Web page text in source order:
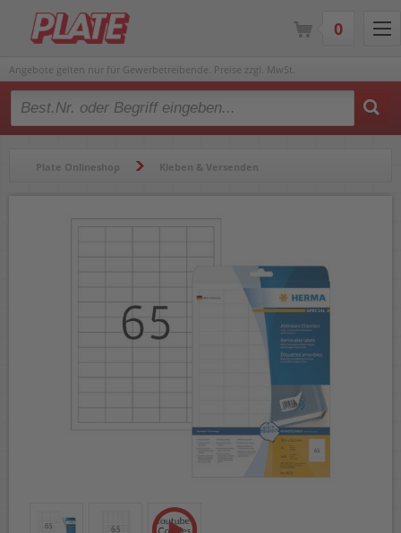
Angebote gelten nur für Gewerbetreibende. Preise zzgl. MwSt.
Type 2 or more characters for results.
Plate Onlineshop Kleben & Versenden
0